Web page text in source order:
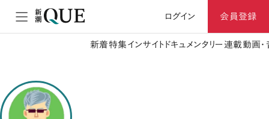
ログイン 会員登録
新着特集 インサイト ドキュメンタリー 連載動画